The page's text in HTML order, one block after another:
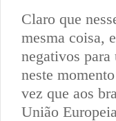
Claro que
mesma coisa,
negativos para
neste
vez que aos
União